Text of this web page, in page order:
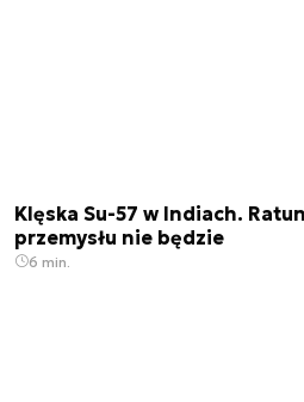
Klęska Su-57 w Indiach.
przemysłu nie będzie
6 min.